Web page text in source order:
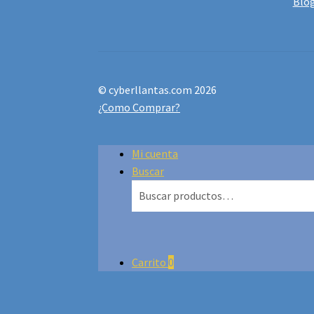
© cyberllantas.com 2026
¿Como Comprar?
Mi cuenta
Buscar
Carrito0